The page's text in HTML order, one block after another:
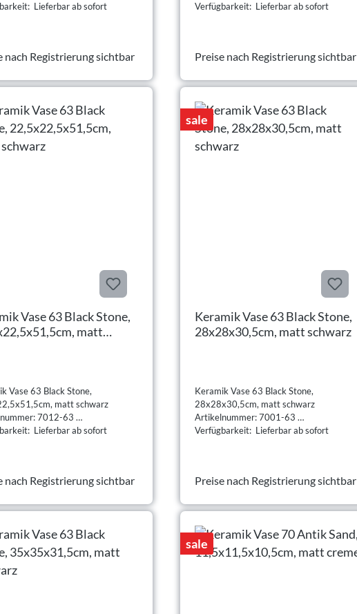
Lieferbar ab sofort
nach Registrierung sichtbar
Verfügbarkeit: Lieferbar ab sofort
Preise nach Registrierung sichtbar
Vase 63 Black Stone,
matt
Vase 63 Black Stone,
matt schwarz
7012-63
Lieferbar ab sofort
nach Registrierung sichtbar
sale
Keramik Vase 63 Black Stone,
28x28x30,5cm, matt schwarz
Keramik Vase 63 Black Stone,
28x28x30,5cm, matt schwarz
Artikelnummer: 7001-63
Verfügbarkeit: Lieferbar ab sofort
Preise nach Registrierung sichtbar
sale